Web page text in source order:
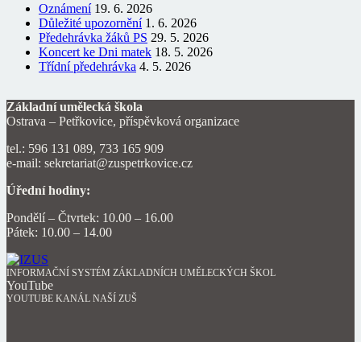
Oznámení 19. 6. 2026
Důležité upozornění 1. 6. 2026
Předehrávka žáků PS 29. 5. 2026
Koncert ke Dni matek 18. 5. 2026
Třídní předehrávka 4. 5. 2026
Základní umělecká škola
Ostrava – Petřkovice, příspěvková organizace
tel.: 596 131 089, 733 165 909
e-mail: sekretariat@zuspetrkovice.cz
Úřední hodiny:
Pondělí – Čtvrtek: 10.00 – 16.00
Pátek: 10.00 – 14.00
INFORMAČNÍ SYSTÉM ZÁKLADNÍCH UMĚLECKÝCH ŠKOL
YouTube
YOUTUBE KANÁL NAŠÍ ZUŠ